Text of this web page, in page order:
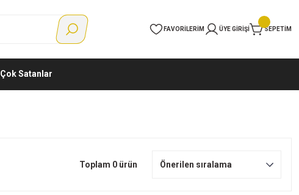
FAVORILERIM ÜYE GIRIŞI SEPETIM
Çok Satanlar
Toplam 0 ürün